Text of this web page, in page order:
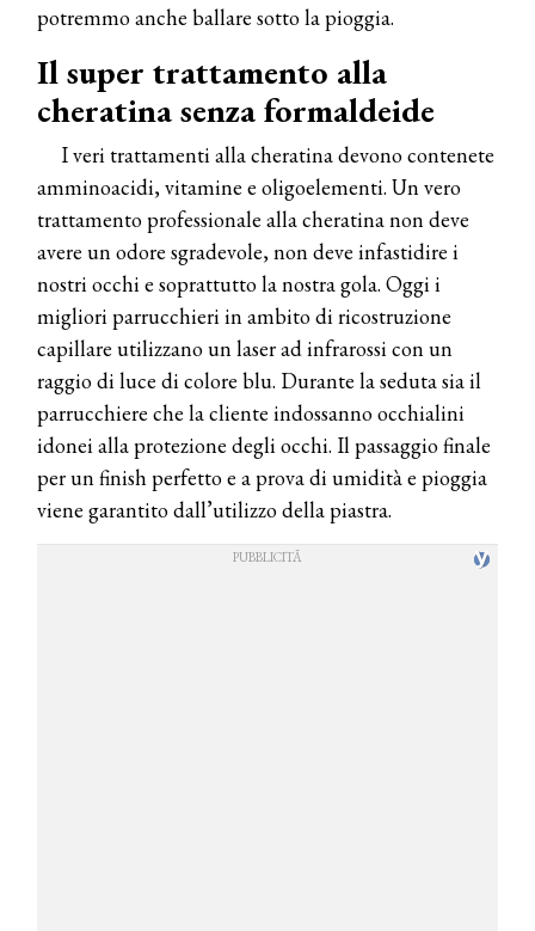
potremmo anche ballare sotto la pioggia.
Il super trattamento alla
cheratina senza formaldeide
I veri trattamenti alla cheratina devono contenete
amminoacidi, vitamine e oligoelementi. Un vero
trattamento professionale alla cheratina non deve
avere un odore sgradevole, non deve infastidire i
nostri occhi e soprattutto la nostra gola. Oggi i
migliori parrucchieri in ambito di ricostruzione
capillare utilizzano un laser ad infrarossi con un
raggio di luce di colore blu. Durante la seduta sia il
parrucchiere che la cliente indossanno occhialini
idonei alla protezione degli occhi. Il passaggio finale
per un finish perfetto e a prova di umidità e pioggia
viene garantito dall’utilizzo della piastra.